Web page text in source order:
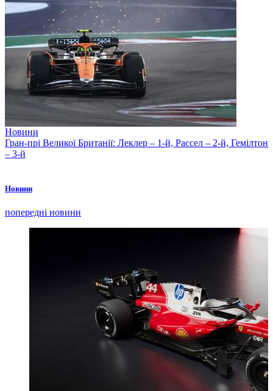
Новини
Гран-прі Великої Британії: Леклер – 1-й, Рассел – 2-й, Гемілтон
– 3-й
Новини
попередні новини